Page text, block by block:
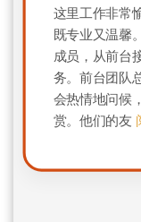
这里工作非常
既专业又温馨
成员，从前台
务。前台团队
会热情地问候
赏。他们的友